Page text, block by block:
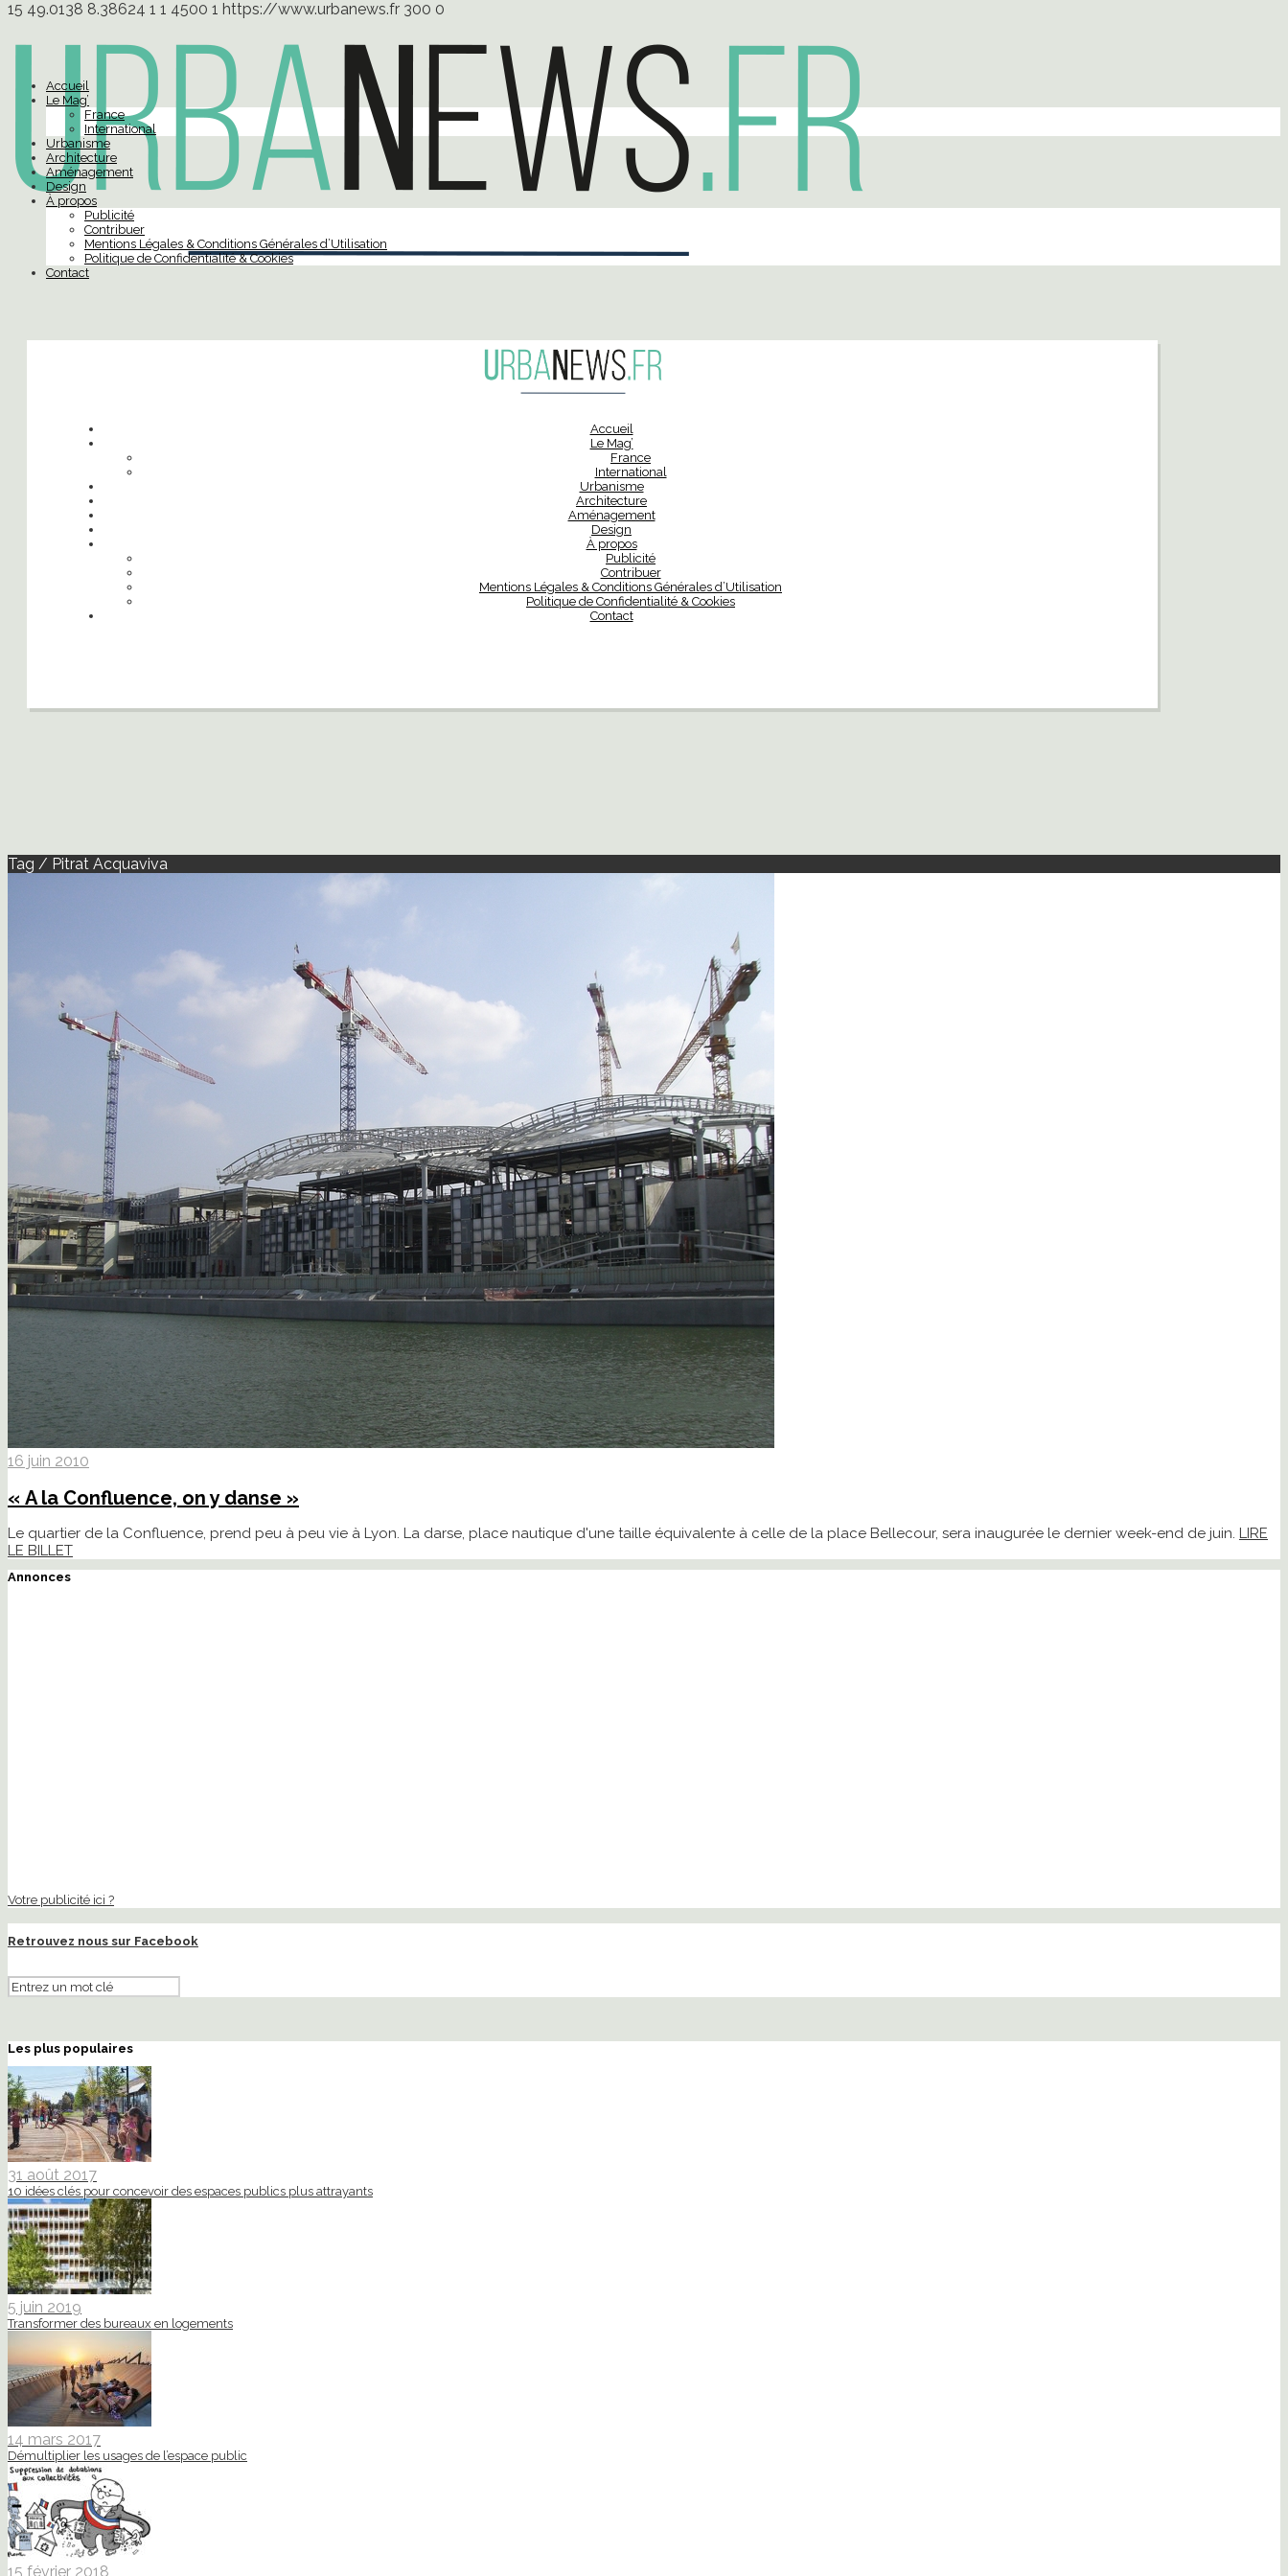
15 49.0138 8.38624 1 1 4500 1 https://www.urbanews.fr 300 0
Accueil
Le Mag’
France
International
Urbanisme
Architecture
Aménagement
Design
À propos
Publicité
Contribuer
Mentions Légales & Conditions Générales d’Utilisation
Politique de Confidentialité & Cookies
Contact
Accueil
Le Mag’
France
International
Urbanisme
Architecture
Aménagement
Design
À propos
Publicité
Contribuer
Mentions Légales & Conditions Générales d’Utilisation
Politique de Confidentialité & Cookies
Contact
Tag / Pitrat Acquaviva
16 juin 2010
« A la Confluence, on y danse »
Le quartier de la Confluence, prend peu à peu vie à Lyon. La darse, place nautique d'une taille équivalente à celle de la place Bellecour, sera inaugurée le dernier week-end de juin. LIRE
LE BILLET
Annonces
Votre publicité ici ?
Retrouvez nous sur Facebook
Les plus populaires
31 août 2017
10 idées clés pour concevoir des espaces publics plus attrayants
5 juin 2019
Transformer des bureaux en logements
14 mars 2017
Démultiplier les usages de l’espace public
15 février 2018